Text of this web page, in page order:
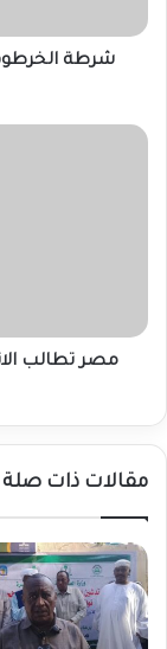
الرقابة
الإلكترونيةشرطة الخرطوم
مصر
السودان
مصر تطالب
مقالات ذات صلة